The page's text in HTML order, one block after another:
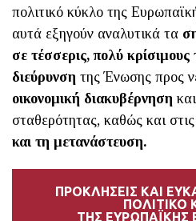
πολιτικό κύκλο της
αυτά εξηγούν αναλυτικά τα
σε τέσσερις, πολύ κρίσιμους
διεύρυνση της Ένωσης προς
οικονομική διακυβέρνηση
σταθερότητας, καθώς και στις
και τη μετανάστευση.
ΠΡΟΚΛΗΣΕΙΣ ΚΑΙ
ΠΟΛΙΤΙΚΟ
ΤΗΣ ΕΥΡΩΠΑΪΚΗΣ